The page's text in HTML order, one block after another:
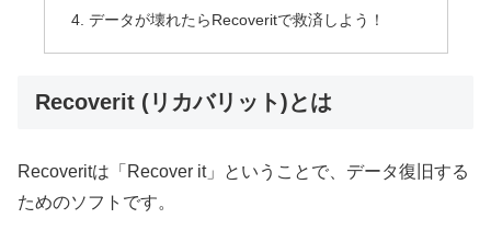
データが壊れたらRecoveritで救済しよう！
Recoverit (リカバリット)とは
Recoveritは「Recover it」ということで、データ復旧する
ためのソフトです。